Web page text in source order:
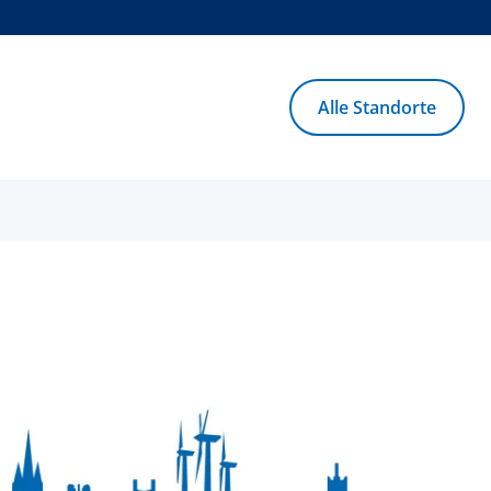
Alle Standorte